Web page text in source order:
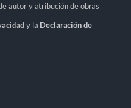
autor y atribución de obras
y la Declaración de